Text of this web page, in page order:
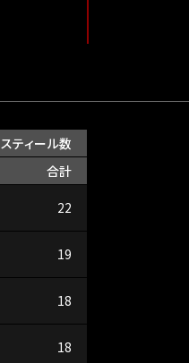
スティール数
合計
22
19
18
18